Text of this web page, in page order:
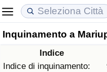
Inquinamento a
Indice
Indice di inquinamento:
Costo della vita
Indice Del Costo Della
Prezzi degli immobili
Indice del Prezzo delle
Qualità della Vita
Indice della Qualità della